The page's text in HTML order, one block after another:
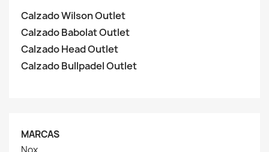
Calzado Wilson Outlet
Calzado Babolat Outlet
Calzado Head Outlet
Calzado Bullpadel Outlet
MARCAS